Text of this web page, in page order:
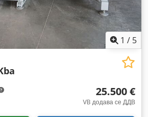
1 / 5
25.500 €
VB додава се ДДВ